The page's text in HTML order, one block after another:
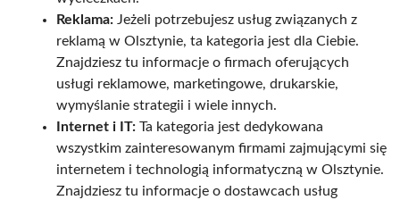
Reklama: Jeżeli potrzebujesz usług związanych z
reklamą w Olsztynie, ta kategoria jest dla Ciebie.
Znajdziesz tu informacje o firmach oferujących
usługi reklamowe, marketingowe, drukarskie,
wymyślanie strategii i wiele innych.
Internet i IT: Ta kategoria jest dedykowana
wszystkim zainteresowanym firmami zajmującymi się
internetem i technologią informatyczną w Olsztynie.
Znajdziesz tu informacje o dostawcach usług